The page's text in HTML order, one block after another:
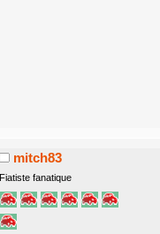
mitch83
Fiatiste fanatique